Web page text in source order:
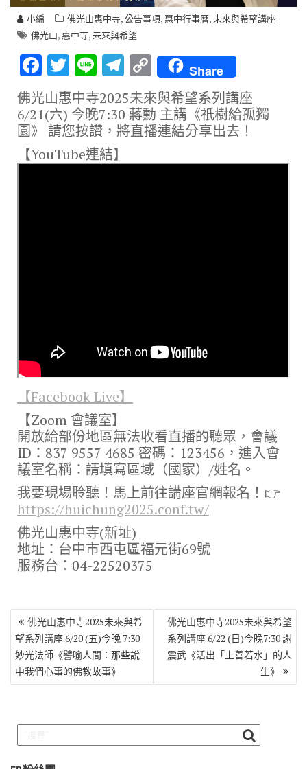
小編 佛光山惠中寺,公告事項, 惠中行事曆,未來與希望講座
佛光山, 惠中寺,未來與希望
F
ac
e
b
o
T
w
it
te
r
Li
n
e
T
el
e
gr
C
o
p
y
Share
佛光山惠中寺2025未來與希望系列講座
6/21(六) 今晚7:30 蔣勳 主講《祇樹給孤獨
園》 請您按讚，將直播連結分享出去！
【YouTube連結】
【Facebook Live】
【Zoom 會議室】
開放給部份地區無法收看直播的聽眾，會議
ID：837 9557 4685 密碼：123456，進入會
議室名稱：請填寫區域（國家）/姓名。
我要現場聆聽！馬上前往講座官網報名！👉
https://huichung2025.conf.tw/
佛光山惠中寺(新址)
地址：台中市西屯區福元街69號
服務台：04-22520375
文
章
導
覽
佛光山惠中寺2025未來與希
望系列講座 6/20 (五)今晚 7:30
妙光法師《譬喻人間：那些說
中我們心事的佛教故事》
佛光山惠中寺2025未來與希望
系列講座 6/22 (日)今晚7:30 謝
震武《活出「上善若水」的人
生》